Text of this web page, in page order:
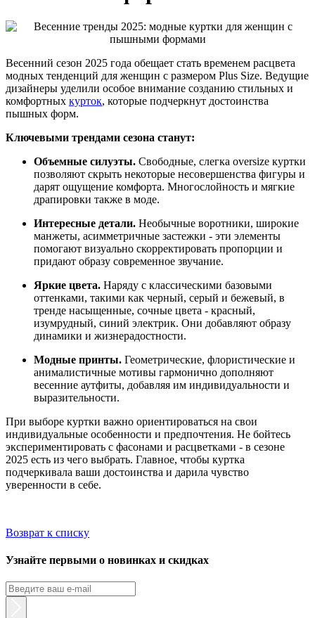
Весенний сезон 2025 года обещает стать временем расцвета
модных тенденций для женщин с размером Plus Size. Ведущие
дизайнеры уделили особое внимание созданию стильных и
комфортных курток, которые подчеркнут достоинства
пышных форм.
Ключевыми трендами сезона станут:
Объемные силуэты. Свободные, слегка oversize куртки
позволяют скрыть некоторые несовершенства фигуры и
дарят ощущение комфорта. Многослойность и мягкие
драпировки также в моде.
Интересные детали. Необычные воротники, широкие
манжеты, асимметричные застежки - эти элементы
помогают визуально скорректировать пропорции и
придают образу современное звучание.
Яркие цвета. Наряду с классическими базовыми
оттенками, такими как черный, серый и бежевый, в
тренде насыщенные, сочные цвета - красный,
изумрудный, синий электрик. Они добавляют образу
динамики и жизнерадостности.
Модные принты. Геометрические, флористические и
анималистичные мотивы гармонично дополняют
весенние аутфиты, добавляя им индивидуальности и
выразительности.
При выборе куртки важно ориентироваться на свои
индивидуальные особенности и предпочтения. Не бойтесь
экспериментировать с фасонами и расцветками - в сезоне
2025 есть из чего выбрать. Главное, чтобы куртка
подчеркивала ваши достоинства и дарила чувство
уверенности в себе.
Возврат к списку
Узнайте первыми о новинках и скидках